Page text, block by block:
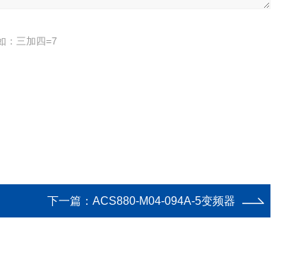
：三加四=7
下一篇： ACS880-M04-094A-5变频器